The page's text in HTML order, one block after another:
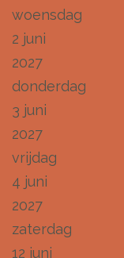
woensdag
2 juni
2027
donderdag
3 juni
2027
vrijdag
4 juni
2027
zaterdag
12 juni